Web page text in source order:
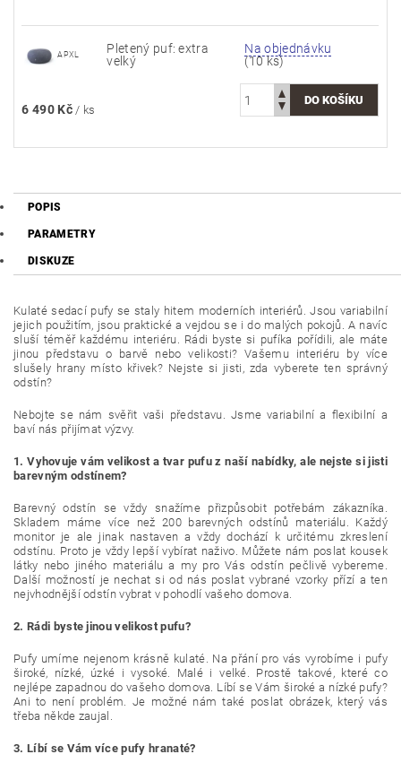
APXL
Pletený puf: extra
velký
Na objednávku
(10 ks)
6 490 Kč / ks
POPIS
PARAMETRY
DISKUZE
Kulaté sedací pufy se staly hitem moderních interiérů. Jsou variabilní
jejich použitím, jsou praktické a vejdou se i do malých pokojů. A navíc
sluší téměř každému interiéru. Rádi byste si pufíka pořídili, ale máte
jinou představu o barvě nebo velikosti? Vašemu interiéru by více
slušely hrany místo křivek? Nejste si jisti, zda vyberete ten správný
odstín?
Nebojte se nám svěřit vaši představu. Jsme variabilní a flexibilní a
baví nás přijímat výzvy.
1. Vyhovuje vám velikost a tvar pufu z naší nabídky, ale nejste si jisti
barevným odstínem?
Barevný odstín se vždy snažíme přizpůsobit potřebám zákazníka.
Skladem máme více než 200 barevných odstínů materiálu. Každý
monitor je ale jinak nastaven a vždy dochází k určitému zkreslení
odstínu. Proto je vždy lepší vybírat naživo. Můžete nám poslat kousek
látky nebo jiného materiálu a my pro Vás odstín pečlivě vybereme.
Další možností je nechat si od nás poslat vybrané vzorky přízí a ten
nejvhodnější odstín vybrat v pohodlí vašeho domova.
2. Rádi byste jinou velikost pufu?
Pufy umíme nejenom krásně kulaté. Na přání pro vás vyrobíme i pufy
široké, nízké, úzké i vysoké. Malé i velké. Prostě takové, které co
nejlépe zapadnou do vašeho domova. Líbí se Vám široké a nízké pufy?
Ani to není problém. Je možné nám také poslat obrázek, který vás
třeba někde zaujal.
3. Líbí se Vám více pufy hranaté?